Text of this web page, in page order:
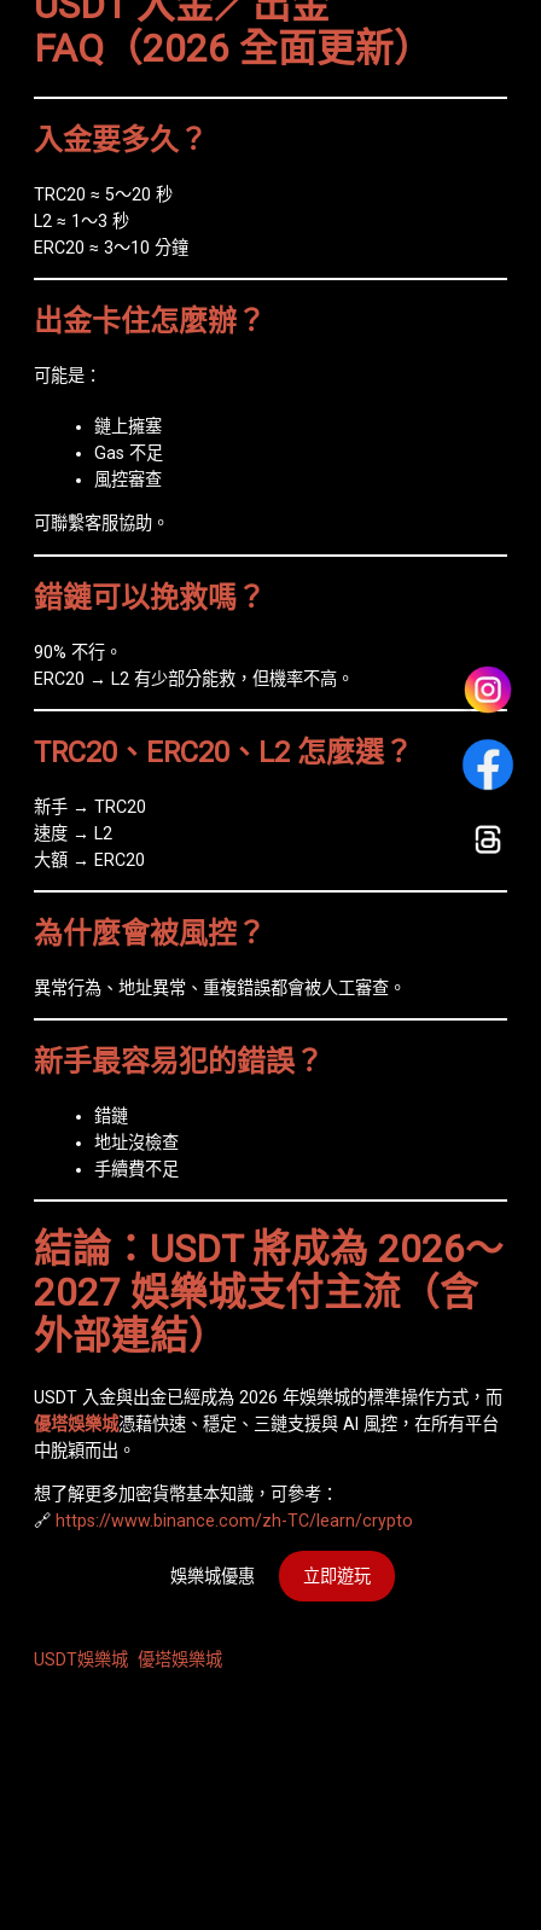
FAQ（2026 全面更新）
入金要多久？
TRC20 ≈ 5～20 秒
L2 ≈ 1～3 秒
ERC20 ≈ 3～10 分鐘
出金卡住怎麼辦？
可能是：
鏈上擁塞
Gas 不足
風控審查
可聯繫客服協助。
錯鏈可以挽救嗎？
90% 不行。
ERC20 → L2 有少部分能救，但機率不高。
TRC20、ERC20、L2 怎麼選？
新手 → TRC20
速度 → L2
大額 → ERC20
為什麼會被風控？
異常行為、地址異常、重複錯誤都會被人工審查。
新手最容易犯的錯誤？
錯鏈
地址沒檢查
手續費不足
結論：USDT 將成為 2026～
2027 娛樂城支付主流（含
外部連結）
USDT 入金與出金已經成為 2026 年娛樂城的標準操作方式，而
優塔娛樂城憑藉快速、穩定、三鏈支援與 AI 風控，在所有平台
中脫穎而出。
想了解更多加密貨幣基本知識，可參考：
🔗 https://www.binance.com/zh-TC/learn/crypto
娛樂城優惠 立即遊玩
USDT娛樂城 優塔娛樂城